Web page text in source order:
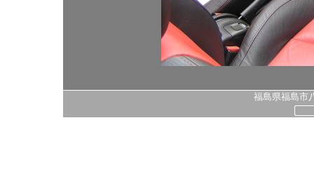
福島県福島市